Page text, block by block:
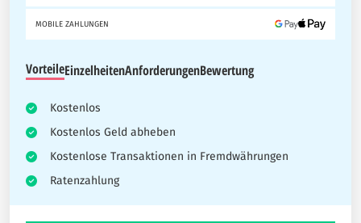
MOBILE ZAHLUNGEN
VorteileEinzelheitenAnforderungenBewertung
Kostenlos
Kostenlos Geld abheben
Kostenlose Transaktionen in Fremdwährungen
Ratenzahlung